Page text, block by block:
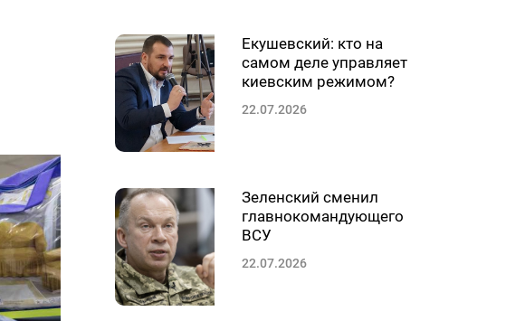
Екушевский: кто на
самом деле управляет
киевским режимом?
22.07.2026
Зеленский сменил
главнокомандующего
ВСУ
22.07.2026